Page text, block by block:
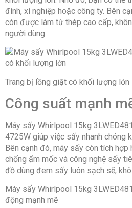
đình, xí nghiệp hoặc công ty. Bên
còn được làm từ thép cao cấp,
người dùng.
Trang bị lồng giặt có khối lượng lớn
Công suất mạnh
Máy sấy Whirlpool 15kg
4725W giúp việc sấy nhanh chóng
Bên cạnh đó, máy sấy còn tích
chống ẩm mốc và công nghệ sấy
đồ dùng đem sấy luôn sạch sẽ, khô
Máy sấy Whirlpool 15kg
động mạnh mẽ